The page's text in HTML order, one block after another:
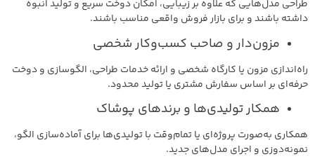
طراحی مدل‌هایی که علاوه بر زیبایی، امکان دوخت سریع و تولید انبوه
داشته باشند و برای بازار فروش واقعی مناسب باشند.
مزون‌دار و صاحب کسب‌وکار شخصی
راه‌اندازی مزون یا کارگاه شخصی و ارائه خدمات طراحی، الگوسازی و دوخت
حرفه‌ای بر اساس سفارش مشتری یا تولید محدود.
همکار تولیدی‌ها و برندهای پوشاک
همکاری به‌صورت پروژه‌ای یا تمام‌وقت با تولیدی‌ها برای آماده‌سازی الگو،
نمونه‌دوزی و اجرای مدل‌های جدید.